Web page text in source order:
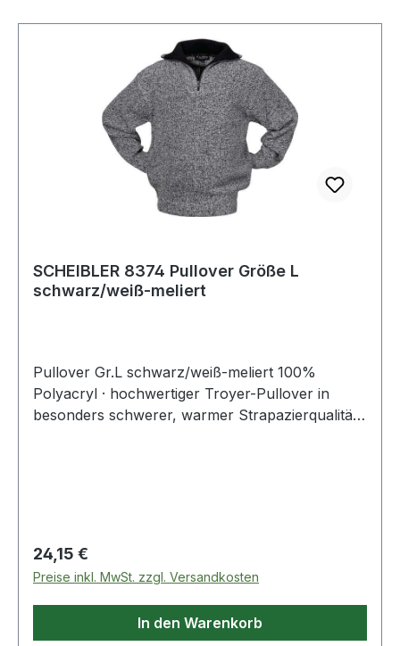
SCHEIBLER 8374 Pullover Größe L
schwarz/weiß-meliert
Pullover Gr.L schwarz/weiß-meliert 100%
Polyacryl · hochwertiger Troyer-Pullover in
besonders schwerer, warmer Strapazierqualität ·
Regulärer Preis:
24,15 €
Preise inkl. MwSt. zzgl. Versandkosten
In den Warenkorb